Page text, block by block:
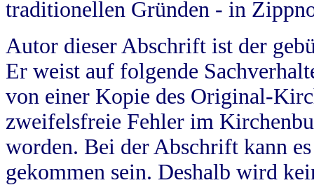
traditionellen Gründen - in
Autor dieser Abschrift ist der
Er weist auf folgende
von einer Kopie des Original-
zweifelsfreie Fehler im
worden. Bei der Abschrift kann
gekommen sein. Deshalb wird